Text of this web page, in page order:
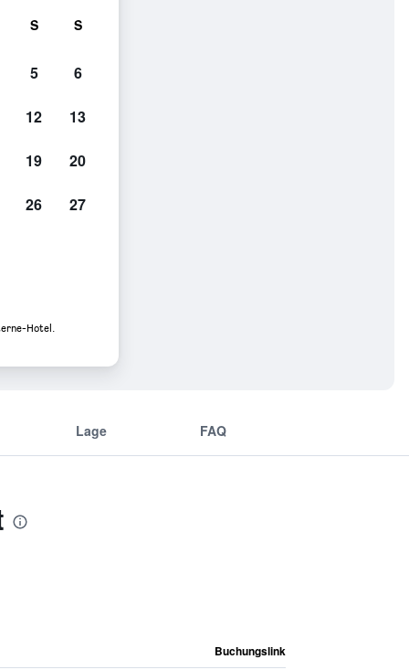
Lage FAQ
Buchungslink
S S
5 6
12 13
19 20
26 27
Hotel.